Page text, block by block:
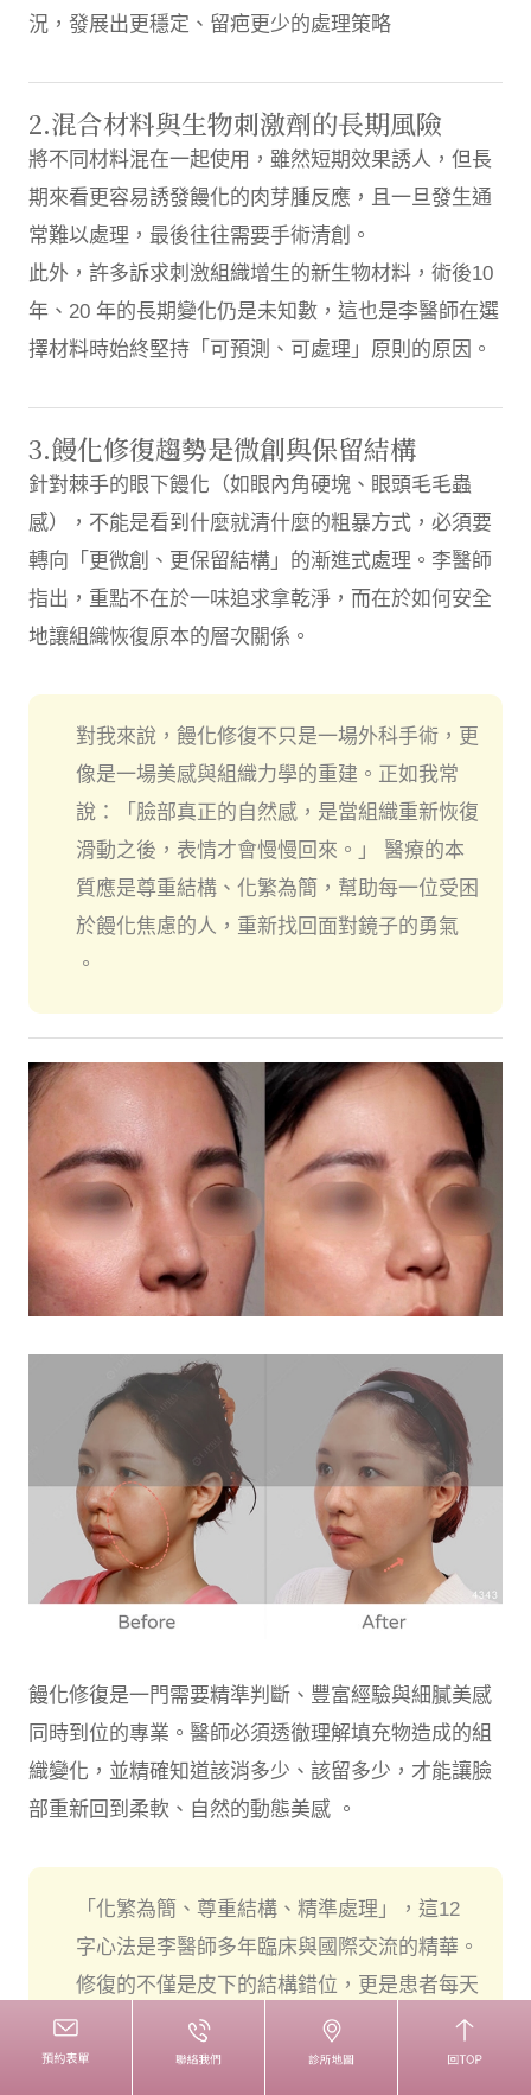
況，發展出更穩定、留疤更少的處理策略
2.混合材料與生物刺激劑的長期風險
將不同材料混在一起使用，雖然短期效果誘人，但長
期來看更容易誘發饅化的肉芽腫反應，且一旦發生通
常難以處理，最後往往需要手術清創。
此外，許多訴求刺激組織增生的新生物材料，術後10
年、20 年的長期變化仍是未知數，這也是李醫師在選
擇材料時始終堅持「可預測、可處理」原則的原因。
3.饅化修復趨勢是微創與保留結構
針對棘手的眼下饅化（如眼內角硬塊、眼頭毛毛蟲
感），不能是看到什麼就清什麼的粗暴方式，必須要
轉向「更微創、更保留結構」的漸進式處理。李醫師
指出，重點不在於一味追求拿乾淨，而在於如何安全
地讓組織恢復原本的層次關係。
對我來說，饅化修復不只是一場外科手術，更
像是一場美感與組織力學的重建。正如我常
說：「臉部真正的自然感，是當組織重新恢復
滑動之後，表情才會慢慢回來。」 醫療的本
質應是尊重結構、化繁為簡，幫助每一位受困
於饅化焦慮的人，重新找回面對鏡子的勇氣
。
饅化修復是一門需要精準判斷、豐富經驗與細膩美感
同時到位的專業。醫師必須透徹理解填充物造成的組
織變化，並精確知道該消多少、該留多少，才能讓臉
部重新回到柔軟、自然的動態美感 。
「化繁為簡、尊重結構、精準處理」，這12
字心法是李醫師多年臨床與國際交流的精華。
修復的不僅是皮下的結構錯位，更是患者每天
照鏡子時的情緒與自信，當組織重新找回原本
的滑動空間，那份自在、從容的笑容，自然也